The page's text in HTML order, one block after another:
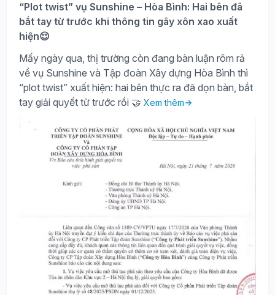
“Plot twist” vụ Sunshine – Hòa Bình: Hai bên đã
bắt tay từ trước khi thông tin gây xôn xao xuất
hiện😌
Mấy ngày qua, thị trường còn đang bàn luận rôm rả
về vụ Sunshine và Tập đoàn Xây dựng Hòa Bình thì
“plot twist” xuất hiện: hai bên thực ra đã dọn bàn, bắt
tay giải quyết từ trước rồi 🤝 Xem thêm